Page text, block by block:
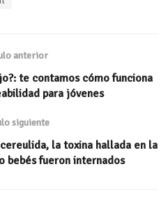
p
ti
r
anterior
te contamos cómo funciona
para jóvenes
siguiente
la toxina hallada en la
bebés fueron internados